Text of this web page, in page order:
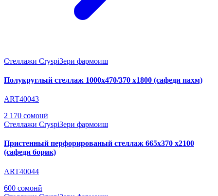
Стеллажи CryspiЗери фармоиш
Полукруглый стеллаж 1000х470/370 х1800 (сафеди пахм)
ART40043
2 170 сомонӣ
Стеллажи CryspiЗери фармоиш
Пристенный перфорированый стеллаж 665х370 х2100
(сафеди борик)
ART40044
600 сомонӣ